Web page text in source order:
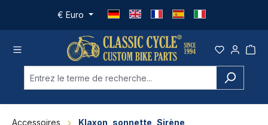
Passer au contenu principal
€ Euro
Accessoires Klaxon, sonnette, Sirène